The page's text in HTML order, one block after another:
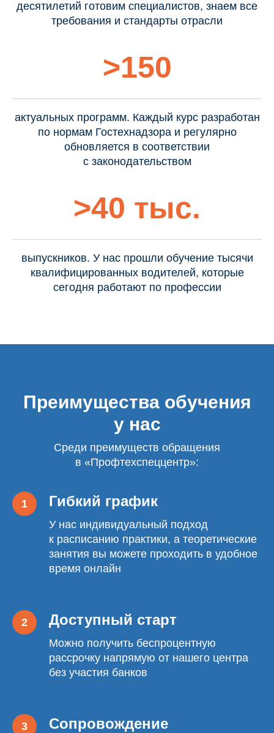
десятилетий готовим специалистов, знаем все
требования и стандарты отрасли
>150
актуальных программ. Каждый курс разработан
по нормам Гостехнадзора и регулярно
обновляется в соответствии
с законодательством
>40 тыс.
выпускников. У нас прошли обучение тысячи
квалифицированных водителей, которые
сегодня работают по профессии
Преимущества обучения
у нас
Среди преимуществ обращения
в «Профтехспеццентр»:
Гибкий график
У нас индивидуальный подход
к расписанию практики, а теоретические
занятия вы можете проходить в удобное
время онлайн
Доступный старт
Можно получить беспроцентную
рассрочку напрямую от нашего центра
без участия банков
Сопровождение